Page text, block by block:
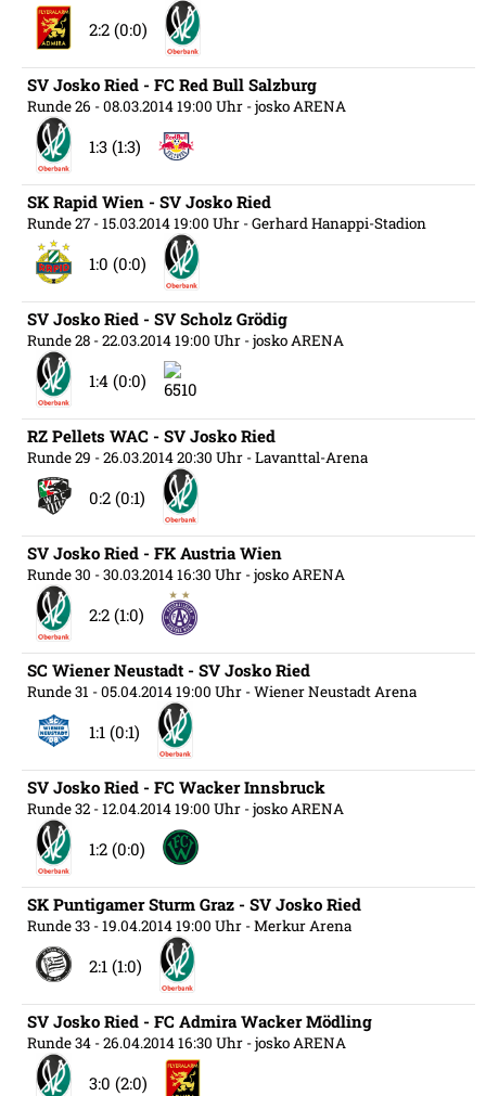
2:2 (0:0)
SV Josko Ried - FC Red Bull Salzburg
Runde 26 - 08.03.2014 19:00 Uhr - josko ARENA
1:3 (1:3)
SK Rapid Wien - SV Josko Ried
Runde 27 - 15.03.2014 19:00 Uhr - Gerhard Hanappi-Stadion
1:0 (0:0)
SV Josko Ried - SV Scholz Grödig
Runde 28 - 22.03.2014 19:00 Uhr - josko ARENA
1:4 (0:0)
RZ Pellets WAC - SV Josko Ried
Runde 29 - 26.03.2014 20:30 Uhr - Lavanttal-Arena
0:2 (0:1)
SV Josko Ried - FK Austria Wien
Runde 30 - 30.03.2014 16:30 Uhr - josko ARENA
2:2 (1:0)
SC Wiener Neustadt - SV Josko Ried
Runde 31 - 05.04.2014 19:00 Uhr - Wiener Neustadt Arena
1:1 (0:1)
SV Josko Ried - FC Wacker Innsbruck
Runde 32 - 12.04.2014 19:00 Uhr - josko ARENA
1:2 (0:0)
SK Puntigamer Sturm Graz - SV Josko Ried
Runde 33 - 19.04.2014 19:00 Uhr - Merkur Arena
2:1 (1:0)
SV Josko Ried - FC Admira Wacker Mödling
Runde 34 - 26.04.2014 16:30 Uhr - josko ARENA
3:0 (2:0)